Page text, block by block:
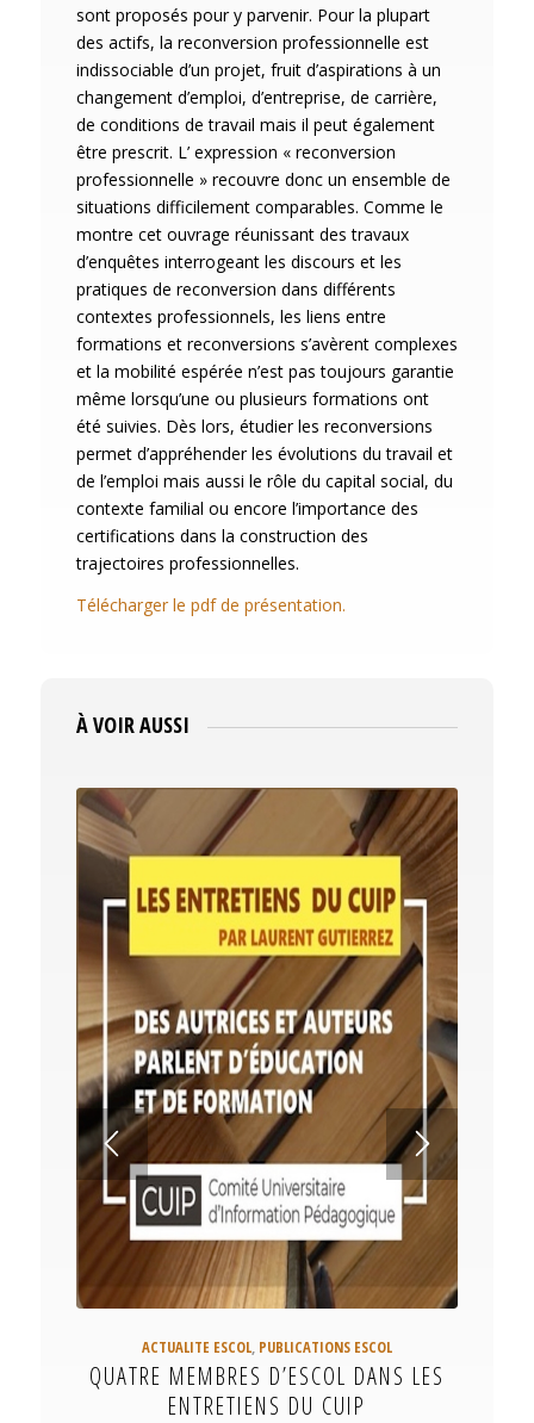
sont proposés pour y parvenir. Pour la plupart
des actifs, la reconversion professionnelle est
indissociable d’un projet, fruit d’aspirations à un
changement d’emploi, d’entreprise, de carrière,
de conditions de travail mais il peut également
être prescrit. L’ expression « reconversion
professionnelle » recouvre donc un ensemble de
situations difficilement comparables. Comme le
montre cet ouvrage réunissant des travaux
d’enquêtes interrogeant les discours et les
pratiques de reconversion dans différents
contextes professionnels, les liens entre
formations et reconversions s’avèrent complexes
et la mobilité espérée n’est pas toujours garantie
même lorsqu’une ou plusieurs formations ont
été suivies. Dès lors, étudier les reconversions
permet d’appréhender les évolutions du travail et
de l’emploi mais aussi le rôle du capital social, du
contexte familial ou encore l’importance des
certifications dans la construction des
trajectoires professionnelles.
Télécharger le pdf de présentation.
À VOIR AUSSI
ACTUALITE ESCOL, PUBLICATIONS ESCOL
QUATRE MEMBRES D’ESCOL DANS LES
ENTRETIENS DU CUIP